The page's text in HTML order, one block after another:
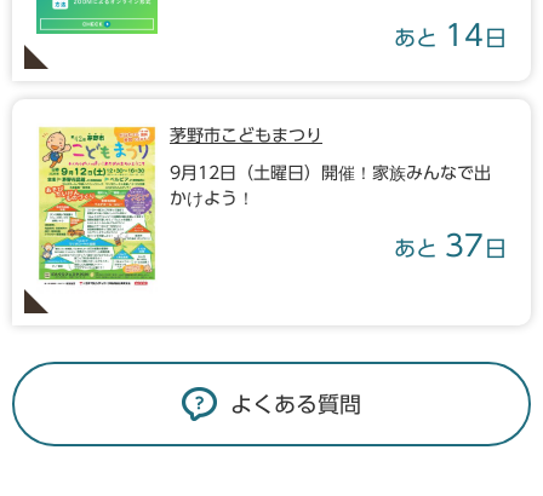
あと 14 日
茅野市こどもまつり
9月12日（土曜日）開催！家族みんなで出
かけよう！
あと 37 日
よくある質問